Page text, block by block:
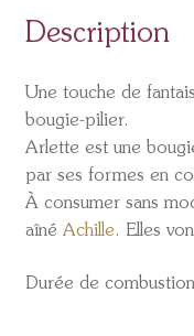
Description
Une touche de
bougie-pilier.
Arlette est une
par ses formes en
À consumer sans
aîné Achille. Elles
Durée de